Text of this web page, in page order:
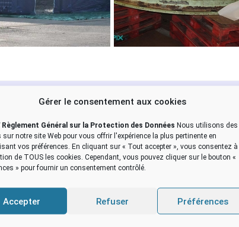
Gérer le consentement aux cookies
Règlement Général sur la Protection des Données Nous utilisons des
sur notre site Web pour vous offrir l'expérience la plus pertinente en
vos préférences. En cliquant sur « Tout accepter », vous consentez à
de TOUS les cookies. Cependant, vous pouvez cliquer sur le bouton «
» pour fournir un consentement contrôlé.
Accepter Refuser Préférences
tente gonflable de
62 07 21 66–